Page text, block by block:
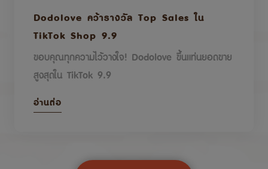
Dodolove คว้ารางวัล Top Sales ใน
TikTok Shop 9.9
ขอบคุณทุกความไว้วางใจ! Dodolove ขึ้นแท่นยอดขาย
สูงสุดใน TikTok 9.9
อ่านต่อ